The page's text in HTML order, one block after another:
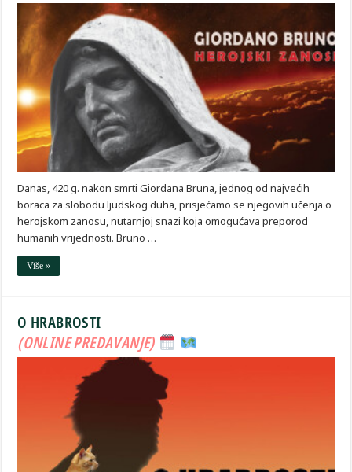
Danas, 420 g. nakon smrti Giordana Bruna, jednog od najvećih
boraca za slobodu ljudskog duha, prisjećamo se njegovih učenja o
herojskom zanosu, nutarnjoj snazi koja omogućava preporod
humanih vrijednosti. Bruno …
Više »
O HRABROSTI
(ONLINE PREDAVANJE)